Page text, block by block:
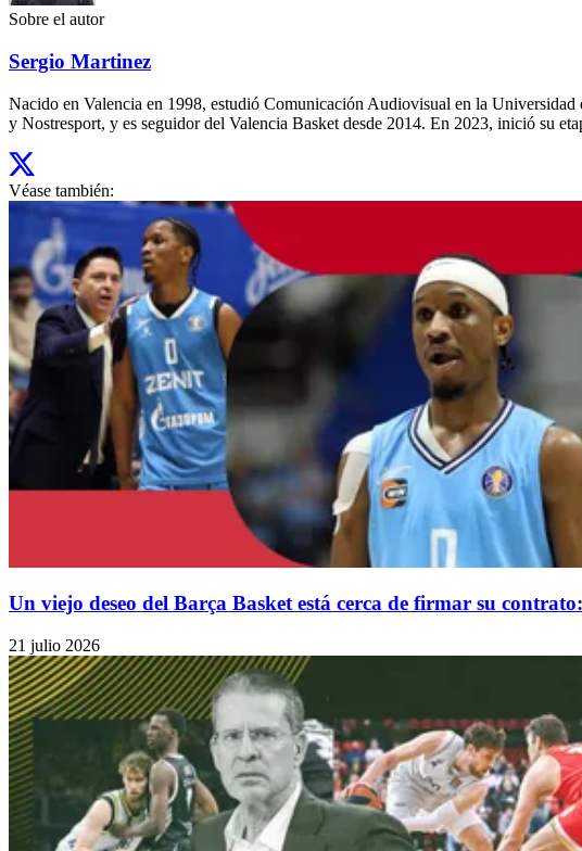
Sobre el autor
Sergio Martinez
Nacido en Valencia en 1998, estudió Comunicación Audiovisual en la
y Nostresport, y es seguidor del Valencia Basket desde 2014. En 2023, inició su
Véase también:
Un viejo deseo del Barça Basket está cerca de firmar su
21 julio 2026